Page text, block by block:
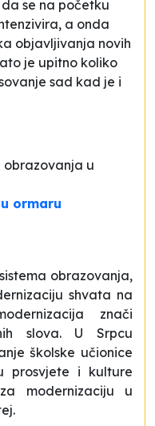
se na početku
a onda
objavljivanja novih
je upitno koliko
sad kad je i
obrazovanja u
ormaru
obrazovanja,
shvata na
znači
slova. U Srpcu
školske učionice
prosvjete i kulture
modernizaciju u